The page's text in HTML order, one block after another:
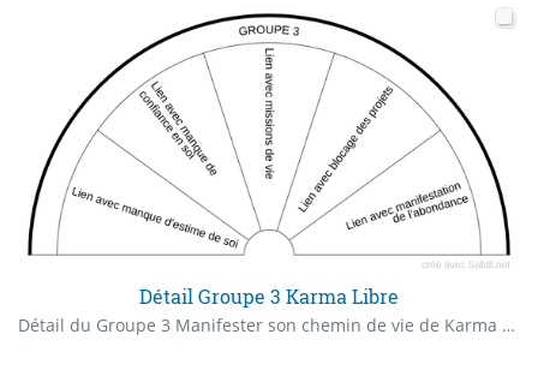
Détail Groupe 3 Karma Libre
Détail du Groupe 3 Manifester son chemin de vie de Karma Libre